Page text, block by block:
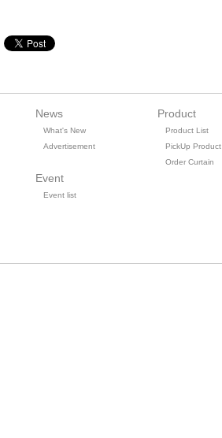
News
What's New
Advertisement
Event
Event list
Product
Product List
PickUp Product
Order Curtain